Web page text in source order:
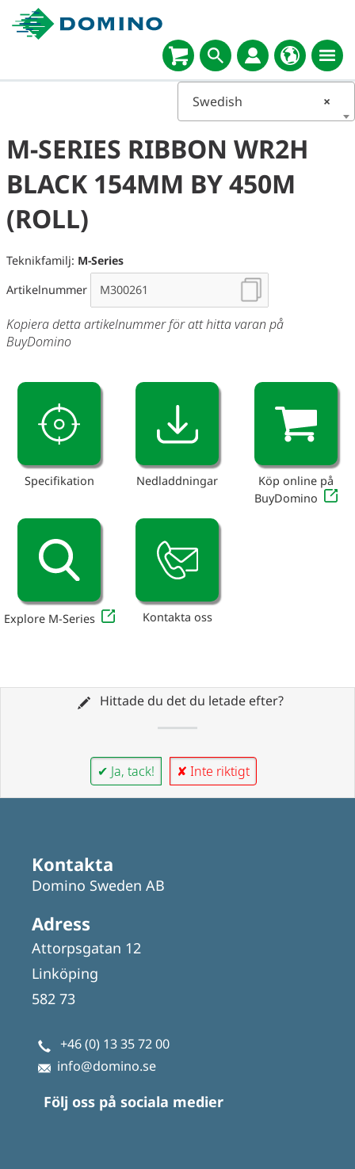
×
Swedish
M-SERIES RIBBON WR2H
BLACK 154MM BY 450M
(ROLL)
Teknikfamilj: M-Series
Artikelnummer
Kopiera detta artikelnummer för att hitta varan på
BuyDomino
Specifikation Nedladdningar
Köp online på
BuyDomino
Explore M-Series Kontakta oss
Hittade du det du letade efter?
✔ Ja, tack! ✘ Inte riktigt
Kontakta
Domino Sweden AB
Adress
Attorpsgatan 12
Linköping
582 73
+46 (0) 13 35 72 00
info@domino.se
Följ oss på sociala medier